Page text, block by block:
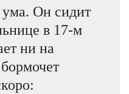
Он сидит
в 17-м
ни на